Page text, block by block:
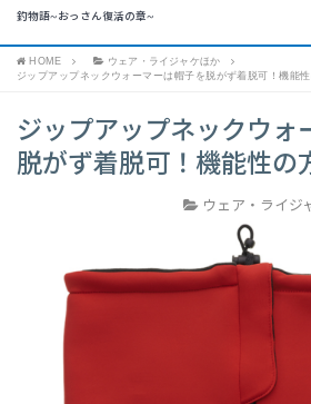
釣物語~おっさん復活の章~
HOME
ウェア・ライジャケほか
ジップアップネックウォーマーは帽子を脱がず着脱可！機能性
ジップアップネックウォ
脱がず着脱可！機能性の
ウェア・ライジ